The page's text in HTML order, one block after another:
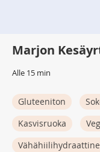
Marjon
Alle 15 min
Gluteeniton
Kasvisruoka